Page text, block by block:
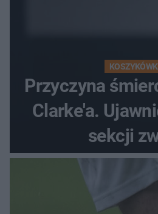
Przyczyna
Clarke'a.
sekcji